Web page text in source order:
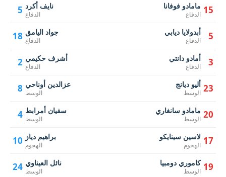
5 نايف أكرد
الدفاع
18 جواد اليامق
الدفاع
2 أشرف حكيمي
الدفاع
8 عزالدين أوناحي
الوسط
4 سفيان أمرابط
الوسط
10 براهيم دياز
الهجوم
24 نائل العيناوي
الوسط
15 مامادو فوفانا
الدفاع
5 أبدولايا ديابي
الدفاع
3 أمادو دانتي
الدفاع
23 أليو ديانج
الوسط
20 مامادو سانغاري
الوسط
17 لاسين سينايكو
الهجوم
19 كاموري دومبيا
الوسط